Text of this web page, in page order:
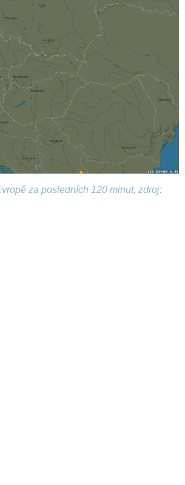
za posledních 120 minut, zdroj: